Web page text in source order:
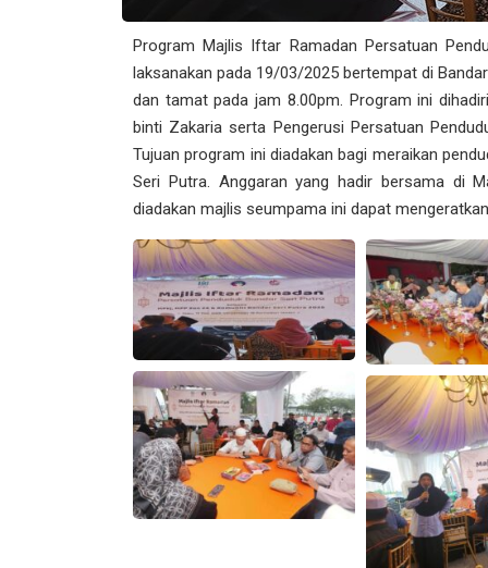
Program Majlis Iftar Ramadan Persatuan
laksanakan pada 19/03/2025 bertempat di
dan tamat pada jam 8.00pm. Program ini
binti Zakaria serta Pengerusi Persatuan
Tujuan program ini diadakan bagi meraikan
Seri Putra. Anggaran yang hadir bersama di
diadakan majlis seumpama ini dapat